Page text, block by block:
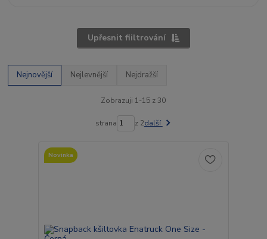
Upřesnit fiiltrování
Nejnovější Nejlevnější Nejdražší
Zobrazuji 1-15 z 30
strana z 2další
Novinka